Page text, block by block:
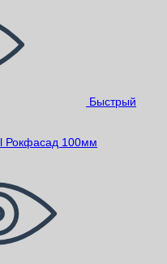
Быстрый